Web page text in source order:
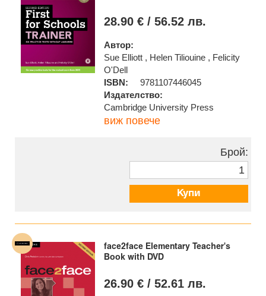
28.90 € / 56.52 лв.
Автор:
Sue Elliott , Helen Tiliouine , Felicity
O'Dell
ISBN:
9781107446045
Издателство:
Cambridge University Press
виж повече
Брой:
Купи
face2face Elementary Teacher's
Book with DVD
26.90 € / 52.61 лв.